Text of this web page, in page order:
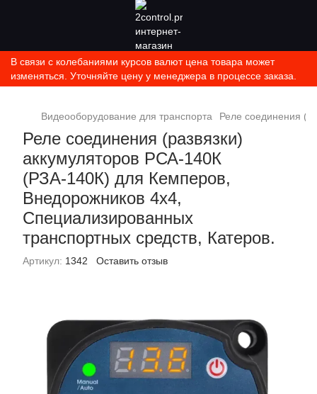
В связи с колебаниями курсов валют цена товара может
изменяться. Уточняйте цену у менеджера в процессе заказа.
Видеооборудование для транспорта Реле соединения
Реле соединения (развязки)
аккумуляторов РСА-140К
(РЗА-140К) для Кемперов,
Внедорожников 4x4,
Специализированных
транспортных средств, Катеров.
Артикул: 1342 Оставить отзыв